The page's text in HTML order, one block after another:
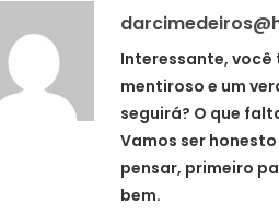
Interessante, você
mentiroso e um
seguirá? O que
Vamos ser
pensar, primeiro
bem.